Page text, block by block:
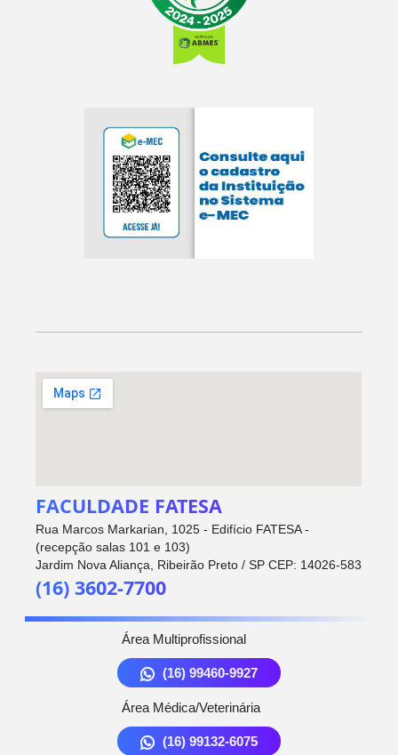
FACULDADE FATESA
Rua Marcos Markarian, 1025 - Edifício FATESA -
(recepção salas 101 e 103)
Jardim Nova Aliança, Ribeirão Preto / SP CEP: 14026-583
(16) 3602-7700
Área Multiprofissional
(16) 99460-9927
Área Médica/Veterinária
(16) 99132-6075